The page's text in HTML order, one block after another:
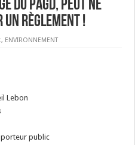
du PAGD, peut ne
un règlement !
, ENVIRONNEMENT
Lebon
public